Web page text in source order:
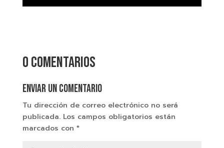
0 comentarios
Enviar un comentario
Tu dirección de correo electrónico no será
publicada. Los campos obligatorios están
marcados con *